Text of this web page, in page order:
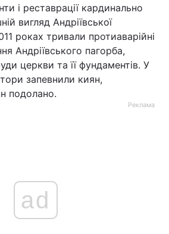
і реставрації кардинально
вигляд Андріївської
роках тривали протиаварійні
Андріївського пагорба,
церкви та її фундаментів. У
запевнили киян,
подолано.
Реклама
ad